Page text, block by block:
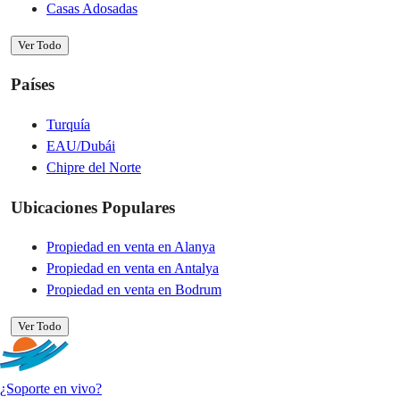
Casas Adosadas
Ver Todo
Países
Turquía
EAU/Dubái
Chipre del Norte
Ubicaciones Populares
Propiedad en venta en Alanya
Propiedad en venta en Antalya
Propiedad en venta en Bodrum
Ver Todo
¿Soporte en vivo?